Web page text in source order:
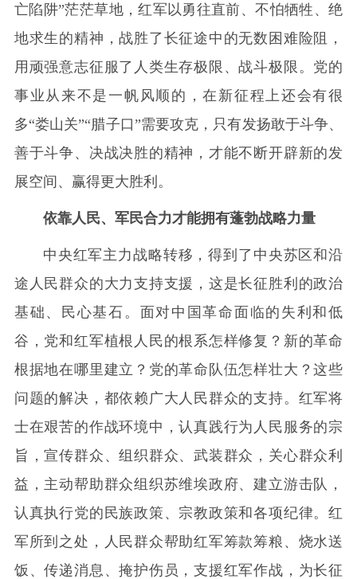
亡陷阱”茫茫草地，红军以勇往直前、不怕牺牲、绝
地求生的精神，战胜了长征途中的无数困难险阻，
用顽强意志征服了人类生存极限、战斗极限。党的
事业从来不是一帆风顺的，在新征程上还会有很
多“娄山关”“腊子口”需要攻克，只有发扬敢于斗争、
善于斗争、决战决胜的精神，才能不断开辟新的发
展空间、赢得更大胜利。
依靠人民、军民合力才能拥有蓬勃战略力量
中央红军主力战略转移，得到了中央苏区和沿
途人民群众的大力支持支援，这是长征胜利的政治
基础、民心基石。面对中国革命面临的失利和低
谷，党和红军植根人民的根系怎样修复？新的革命
根据地在哪里建立？党的革命队伍怎样壮大？这些
问题的解决，都依赖广大人民群众的支持。红军将
士在艰苦的作战环境中，认真践行为人民服务的宗
旨，宣传群众、组织群众、武装群众，关心群众利
益，主动帮助群众组织苏维埃政府、建立游击队，
认真执行党的民族政策、宗教政策和各项纪律。红
军所到之处，人民群众帮助红军筹款筹粮、烧水送
饭、传递消息、掩护伤员，支援红军作战，为长征